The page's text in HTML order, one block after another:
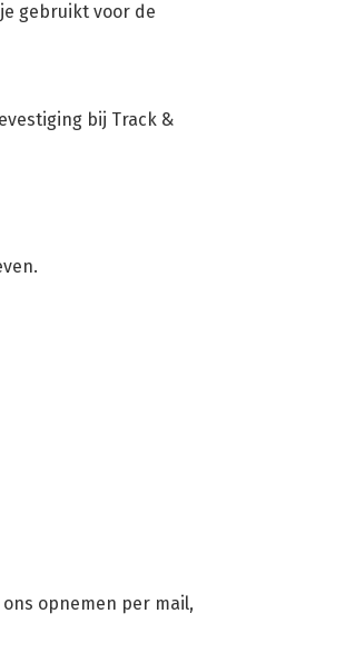
gebruikt voor de
bij Track &
opnemen per mail,